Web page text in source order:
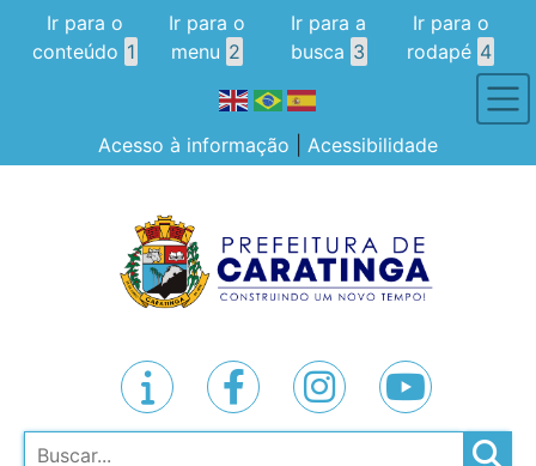
Ir para o
conteúdo 1
Ir para o
menu 2
Ir para a
busca 3
Ir para o
rodapé 4
Acesso à informação Acessibilidade
Pesquisar